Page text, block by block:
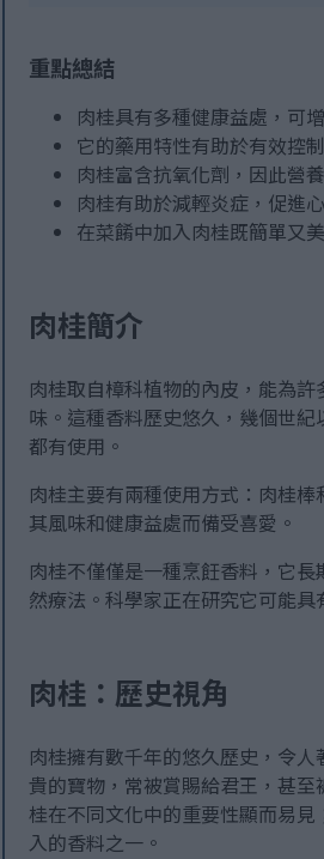
重點總結
肉桂具有多種健康益處，可
它的藥用特性有助於有效控
肉桂富含抗氧化劑，因此營
肉桂有助於減輕炎症，促進
在菜餚中加入肉桂既簡單又
肉桂簡介
肉桂取自樟科植物的內皮，能為
味。這種香料歷史悠久，幾個世
都有使用。
肉桂主要有兩種使用方式：肉桂
其風味和健康益處而備受喜愛。
肉桂不僅僅是一種烹飪香料，它長
然療法。科學家正在研究它可能具
肉桂：歷史視角
肉桂擁有數千年的悠久歷史，令
貴的寶物，常被賞賜給君王，甚至
桂在不同文化中的重要性顯而易
入的香料之一。